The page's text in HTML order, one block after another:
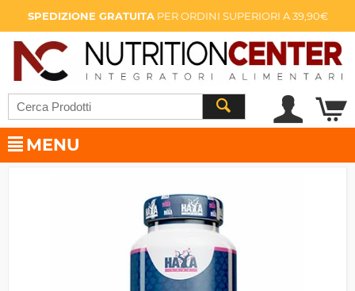
SPEDIZIONE GRATUITAPER ORDINI SUPERIORI A 39,90€
MENU